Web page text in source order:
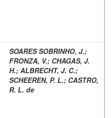
SOARES SOBRINHO, J.;
FRONZA, V.; CHAGAS, J.
H.; ALBRECHT, J. C.;
SCHEEREN, P. L.; CASTRO,
R. L. de